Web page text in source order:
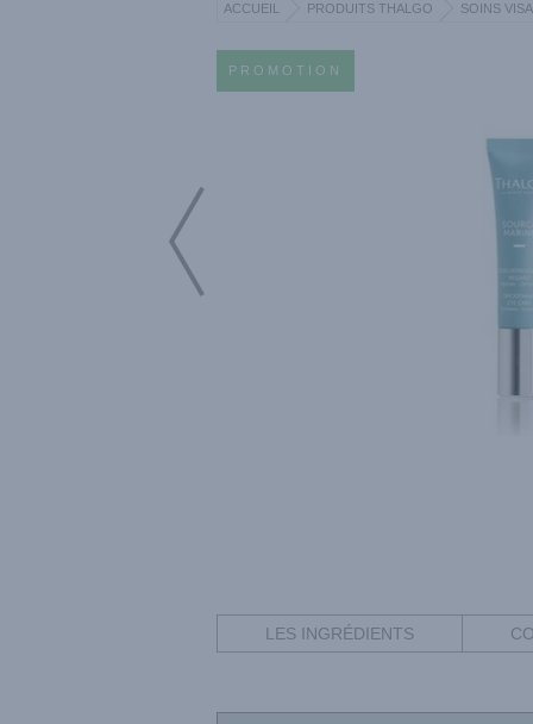
ACCUEIL PRODUITS THALGO SOINS
PROMOTION
LES INGRÉDIENTS